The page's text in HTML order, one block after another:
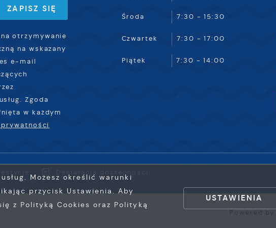
otrzymywanie
na wskazany
e-mail
Zgoda
w każdym
Środa 7:30 - 15:30
Czwartek 7:30 - 17:00
Piątek 7:30 - 14:00
Deklaracja dostępności
Możesz określić warunki
przycisk Ustawienia. Aby
z Polityką Cookies oraz Polityką
USTAWIENIA
firm będących naszymi partnerami oraz innych dostawców
Firmy te działają w charakterze pośredników
nasze treści w postaci wiadomości, ofert,